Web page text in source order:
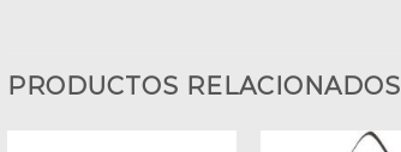
PRODUCTOS RELACIONADOS